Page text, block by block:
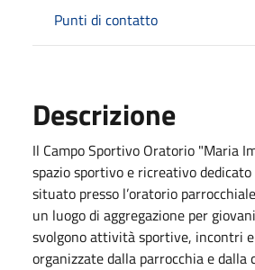
Punti di contatto
Descrizione
Il Campo Sportivo Oratorio "Maria
spazio sportivo e ricreativo
situato presso l’oratorio
un luogo di aggregazione per
svolgono attività sportive, incontri
organizzate dalla parrocchia e dalla